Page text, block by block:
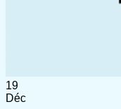
19
Déc